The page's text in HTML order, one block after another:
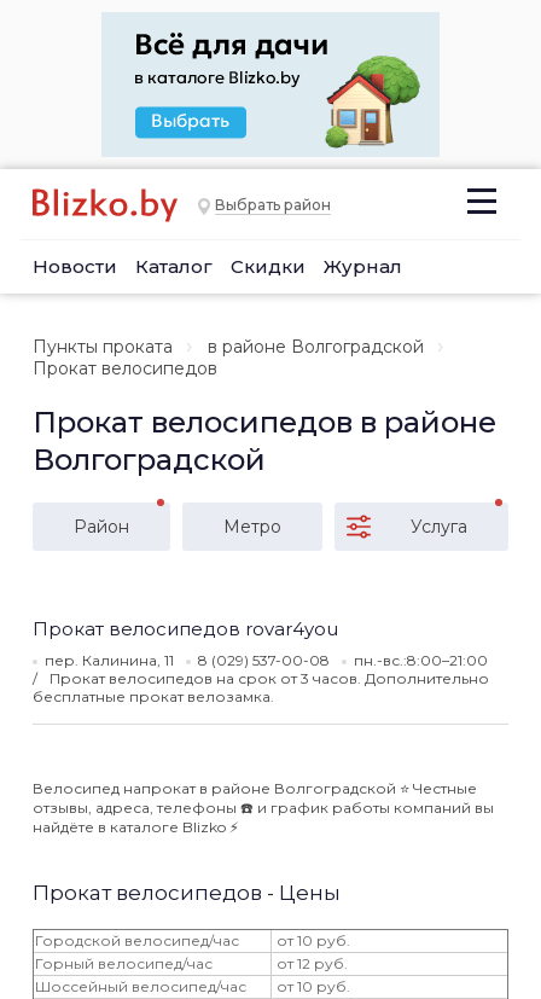
Выбрать район
Новости Каталог Скидки Журнал
Пункты проката
в районе Волгоградской
Прокат велосипедов
Прокат велосипедов в районе
Волгоградской
Район Метро Услуга
Прокат велосипедов rovar4you
пер. Калинина, 11 8 (029) 537-00-08
пн.-вс.:8:00–21:00
Прокат велосипедов на срок от 3 часов. Дополнительно
бесплатные прокат велозамка.
Велосипед напрокат в районе Волгоградской ⭐️ Честные
отзывы, адреса, телефоны ☎️ и график работы компаний вы
найдёте в каталоге Blizko ⚡️
Прокат велосипедов - Цены
Городской велосипед/час
от 10 руб.
Горный велосипед/час
от 12 руб.
Шоссейный велосипед/час
от 10 руб.